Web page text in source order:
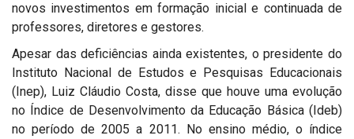
novos investimentos em formação inicial e continuada de
professores, diretores e gestores.
Apesar das deficiências ainda existentes, o presidente do
Instituto Nacional de Estudos e Pesquisas Educacionais
(Inep), Luiz Cláudio Costa, disse que houve uma evolução
no Índice de Desenvolvimento da Educação Básica (Ideb)
no período de 2005 a 2011. No ensino médio, o índice